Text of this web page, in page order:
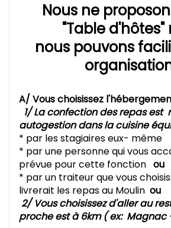
Nous ne
"Table d'hôtes"
nous pouvons
A/ Vous choisissez
1/ La confection des repas est
autogestion dans la cuisine
* par les stagiaires eux- même
* par une personne qui vous
prévue pour cette fonction ou
* par un traiteur que vous
livrerait les repas au Moulin ou
2/ Vous choisissez d'aller au
proche est à 6km ( ex: Magnac